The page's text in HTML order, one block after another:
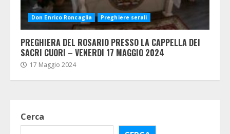
Don Enrico Roncaglia Preghiere serali
PREGHIERA DEL ROSARIO PRESSO LA CAPPELLA DEI
SACRI CUORI – VENERDI 17 MAGGIO 2024
17 Maggio 2024
Cerca